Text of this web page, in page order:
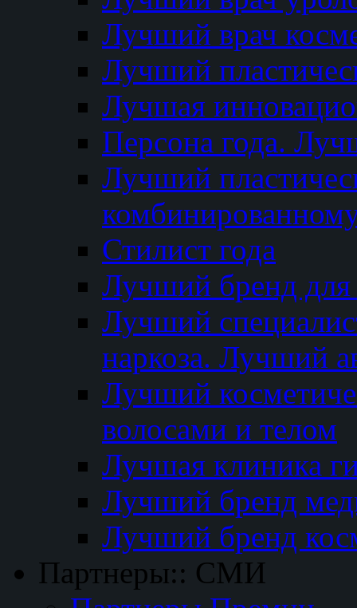
Лучший врач
Лучший
Лучшая
Персона года.
Лучший
Стилист года
Лучший бренд
Лучший
наркоза. Лучший
Лучший
волосами и телом
Лучшая клиника
Лучший бренд
Лучший бренд
Партнеры:: СМИ